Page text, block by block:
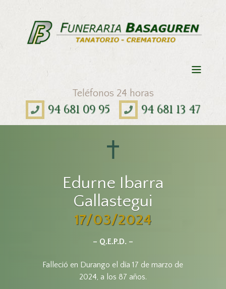
Teléfonos 24 horas
94 681 09 95 94 681 13 47
Edurne Ibarra
Gallastegui
17/03/2024
– Q.E.P.D. –
Falleció en Durango el día 17 de marzo de
2024, a los 87 años.